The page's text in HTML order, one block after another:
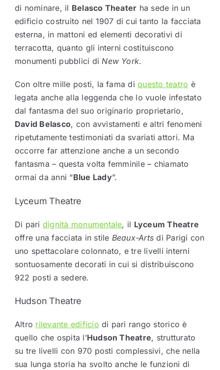
di nominare, il Belasco Theater ha sede in un
edificio costruito nel 1907 di cui tanto la facciata
esterna, in mattoni ed elementi decorativi di
terracotta, quanto gli interni costituiscono
monumenti pubblici di New York.
Con oltre mille posti, la fama diquesto teatro è
legata anche alla leggenda che lo vuole infestato
dal fantasma del suo originario proprietario,
David Belasco, con avvistamenti e altri fenomeni
ripetutamente testimoniati da svariati attori. Ma
occorre far attenzione anche a un secondo
fantasma – questa volta femminile – chiamato
ormai da anni “Blue Lady”.
Lyceum Theatre
Di pari dignità monumentale, il Lyceum Theatre
offre una facciata in stile Beaux-Arts di Parigi con
uno spettacolare colonnato, e tre livelli interni
sontuosamente decorati in cui si distribuiscono
922 posti a sedere.
Hudson Theatre
Altro rilevante edificio di pari rango storico è
quello che ospita l’Hudson Theatre, strutturato
su tre livelli con 970 posti complessivi, che nella
sua lunga storia ha svolto anche le funzioni di